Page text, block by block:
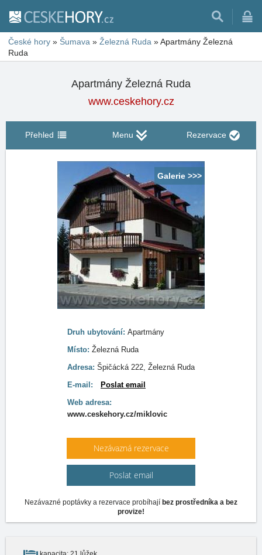
České hory » Šumava » Železná Ruda »Apartmány Železná
Ruda
Apartmány Železná Ruda
www.ceskehory.cz
Přehled Menu Rezervace
Galerie >>>
Druh ubytování: Apartmány
Místo: Železná Ruda
Adresa: Špičácká 222, Železná Ruda
E-mail:
Poslat email
Web adresa:
www.ceskehory.cz/miklovic
Nezávazná rezervace
Poslat email
Nezávazné poptávky a rezervace probíhají bez prostředníka a bez
provize!